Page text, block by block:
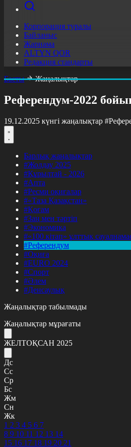
Корпорация туралы
Байланыс
Жарнама
ALTYN QOR
Редакция стандарты
Басты
Жаңалықтар
Референдум-2022
19.12.2025 күнгі жаңалықтар
Барлық жаңалықтар
#Жолдау 2025
#Құрылтай - 2026
#Апта
#Ресми оқиғалар
#«Таза Қазақстан»
#Қоғам
#Заң мен тәртіп
#Экономика
#«100 кітап» ұлттық
#Референдум
#Оқиға
#EURO 2024
#Спорт
#Әлем
#Денсаулық
Жаңалықтар табылмады
Жаңалықтар мұрағаты
ЖЕЛТОҚСАН 2025
Дс
Сс
Ср
Бс
Жм
Сн
Жк
1 2 3 4 5 6 7
8 9 10 11 12 13 14
15 16 17 18 19 20 21